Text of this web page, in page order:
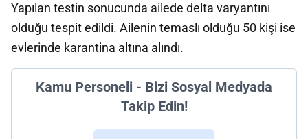
Yapılan testin sonucunda ailede delta varyantını
olduğu tespit edildi. Ailenin temaslı olduğu 50 kişi ise
evlerinde karantina altına alındı.
Kamu Personeli - Bizi Sosyal Medyada
Takip Edin!